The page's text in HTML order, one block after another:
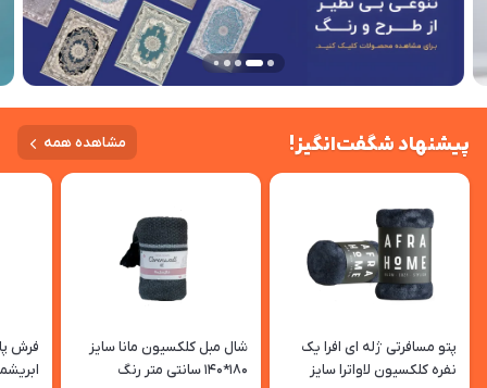
پیشنهاد شگفت‌انگیز! مشاهده همه
پتو مسافرتی ژله ای افرا یک
نفره کلکسیون لاواترا سایز
شال مبل کلکسیون مانا سایز
180*140 سانتی متر رنگ
فرش
ابریشمی کد